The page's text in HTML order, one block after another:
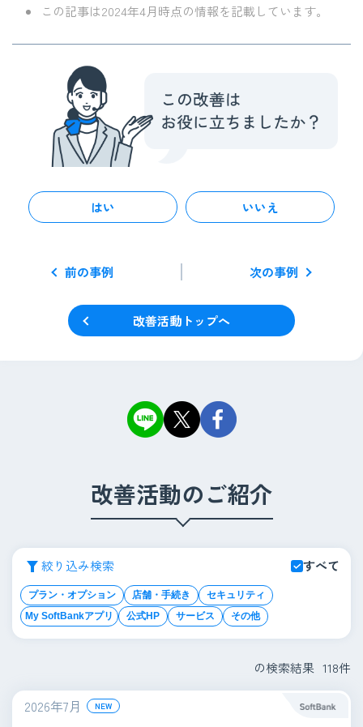
この記事は2024年4月時点の情報を記載しています。
はい いいえ
前の事例 次の事例
改善活動トップへ
改善活動のご紹介
絞り込み検索 すべて
プラン・オプション 店舗・手続き
セキュリティ
My SoftBankアプリ
公式HP サービス その他
の検索結果 118件
2026年7月 NEW